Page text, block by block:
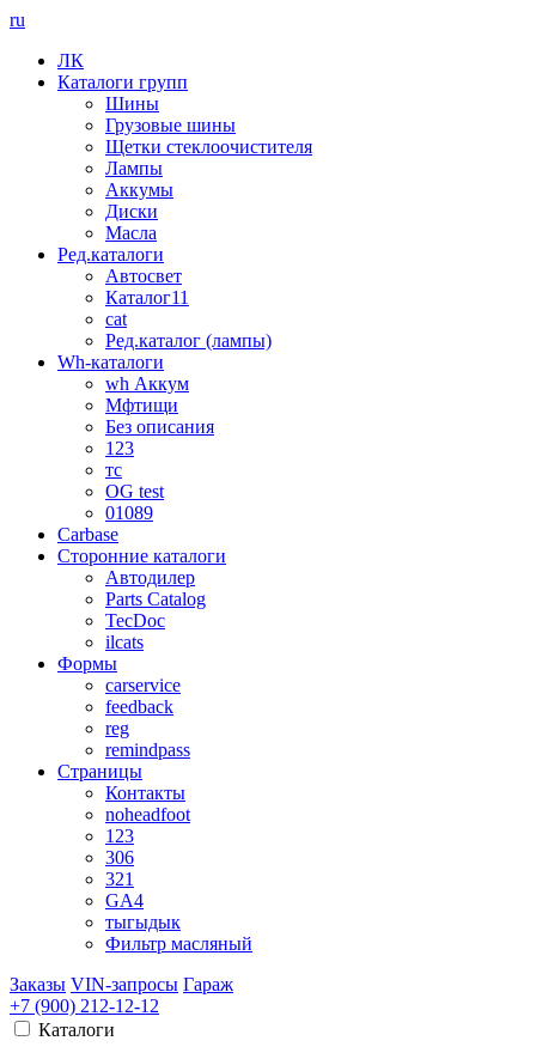
ru
ЛК
Каталоги групп
Шины
Грузовые шины
Щетки стеклоочистителя
Лампы
Аккумы
Диски
Масла
Ред.каталоги
Автосвет
Каталог11
cat
Ред.каталог (лампы)
Wh-каталоги
wh Аккум
Мфтищи
Без описания
123
тс
OG test
01089
Carbase
Сторонние каталоги
Автодилер
Parts Catalog
TecDoc
ilcats
Формы
carservice
feedback
reg
remindpass
Страницы
Контакты
noheadfoot
123
306
321
GA4
тыгыдык
Фильтр масляный
Заказы VIN-запросы Гараж
+7 (900) 212-12-12
Каталоги